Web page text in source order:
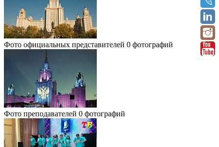
Фото официальных представителей 0 фотографий
Фото преподавателей 0 фотографий